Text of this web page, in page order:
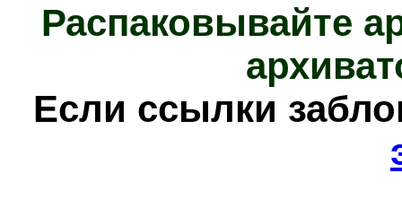
Распаковывайте
Если ссылки